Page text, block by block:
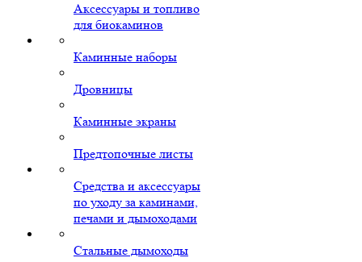
Аксессуары и топливо
для биокаминов
Каминные наборы
Дровницы
Каминные экраны
Предтопочные листы
Средства и аксессуары
по уходу за каминами,
печами и дымоходами
Стальные дымоходы